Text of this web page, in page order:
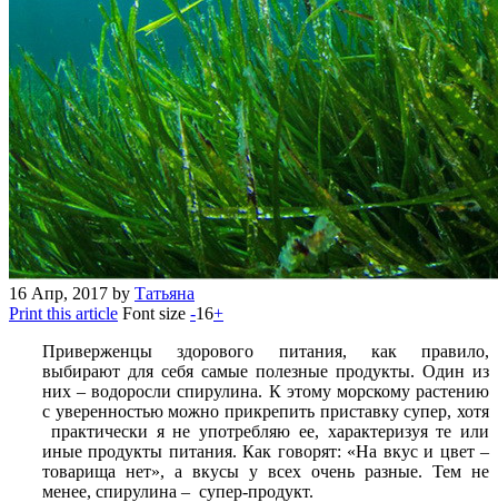
16 Апр, 2017 by Татьяна
Print this article Font size -16+
Приверженцы здорового питания, как правило,
выбирают для себя самые полезные продукты. Один из
них – водоросли спирулина. К этому морскому растению
с уверенностью можно прикрепить приставку супер, хотя
практически я не употребляю ее, характеризуя те или
иные продукты питания. Как говорят: «На вкус и цвет –
товарища нет», а вкусы у всех очень разные. Тем не
менее, спирулина – супер-продукт.